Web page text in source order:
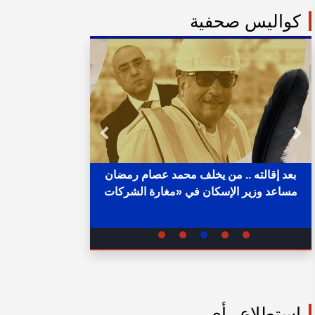
كواليس صحفية
بعد إقالته .. من يخلف محمد عصام رمضان
مساعد وزير الإسكان في «مغارة الشركات